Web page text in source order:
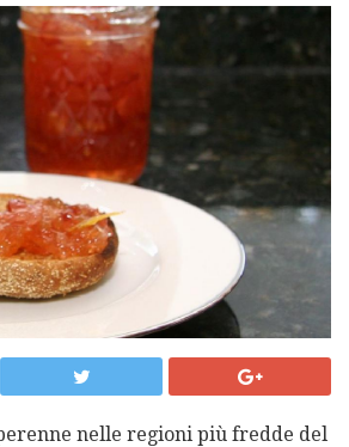
nelle regioni più fredde del